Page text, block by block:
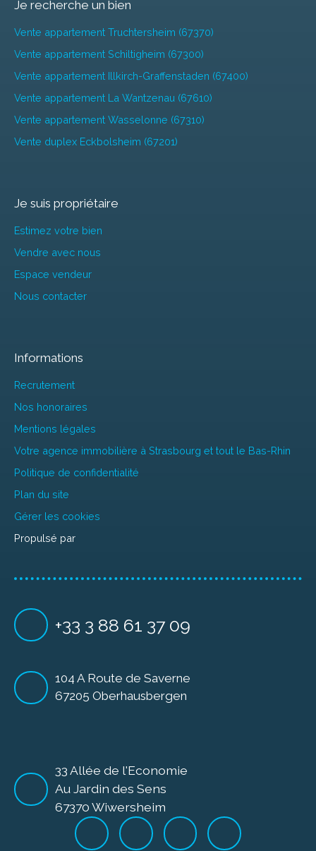
Je recherche un bien
Vente appartement Truchtersheim (67370)
Vente appartement Schiltigheim (67300)
Vente appartement Illkirch-Graffenstaden (67400)
Vente appartement La Wantzenau (67610)
Vente appartement Wasselonne (67310)
Vente duplex Eckbolsheim (67201)
Je suis propriétaire
Estimez votre bien
Vendre avec nous
Espace vendeur
Nous contacter
Informations
Recrutement
Nos honoraires
Mentions légales
Votre agence immobilière à Strasbourg et tout le Bas-Rhin
Politique de confidentialité
Plan du site
Gérer les cookies
Propulsé par
+33 3 88 61 37 09
104 A Route de Saverne
67205 Oberhausbergen
33 Allée de l'Economie
Au Jardin des Sens
67370 Wiwersheim